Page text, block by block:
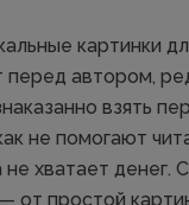
картинки
перед автором,
взять
не помогают
не хватает денег.
от простой